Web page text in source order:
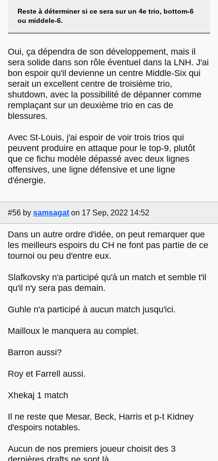
Reste à déterminer si ce sera sur un 4e trio, bottom-6
ou middele-6.
Oui, ça dépendra de son développement, mais il
sera solide dans son rôle éventuel dans la LNH. J'ai
bon espoir qu'il devienne un centre Middle-Six qui
serait un excellent centre de troisième trio,
shutdown, avec la possibilité de dépanner comme
remplaçant sur un deuxième trio en cas de
blessures.
Avec St-Louis, j'ai espoir de voir trois trios qui
peuvent produire en attaque pour le top-9, plutôt
que ce fichu modèle dépassé avec deux lignes
offensives, une ligne défensive et une ligne
d'énergie.
#56 by samsagat on 17 Sep, 2022 14:52
Dans un autre ordre d'idée, on peut remarquer que
les meilleurs espoirs du CH ne font pas partie de ce
tournoi ou peu d'entre eux.
Slafkovsky n'a participé qu'à un match et semble t'il
qu'il n'y sera pas demain.
Guhle n'a participé à aucun match jusqu'ici.
Mailloux le manquera au complet.
Barron aussi?
Roy et Farrell aussi.
Xhekaj 1 match
Il ne reste que Mesar, Beck, Harris et p-t Kidney
d'espoirs notables.
Aucun de nos premiers joueur choisit des 3